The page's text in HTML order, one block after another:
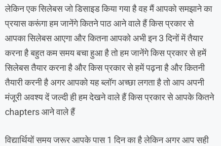
लेकिन एक सिलेबस जो डिसाइड किया गया है वह मैं आपको समझाने का
प्रयास करूंगा हम जानेंगे कितने पाठ आने वाले हैं किस प्रकार से
आपका सिलेबस आएगा और कितना आपको अभी इन 3 दिनों में तैयार
करना है बहुत कम समय बचा हुआ है तो हम जानेंगे किस प्रकार से हमें
सिलेबस तैयार करना है और किस प्रकार से हमें पढ़ना है और कितनी
तैयारी करनी है अगर आपको यह ब्लॉग अच्छा लगता है तो आप अपनी
मंजूरी अवश्य दें जल्दी ही हम देखने वाले हैं किस प्रकार से आपके कितने
chapters आने वाले हैं
विद्यार्थियों समय जरूर आपके पास 1 दिन का है लेकिन अगर आप सही